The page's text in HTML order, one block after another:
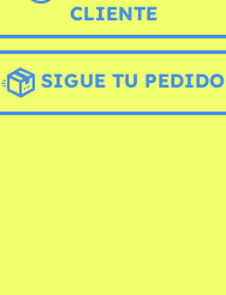
CLIENTE
SIGUE TU PEDIDO